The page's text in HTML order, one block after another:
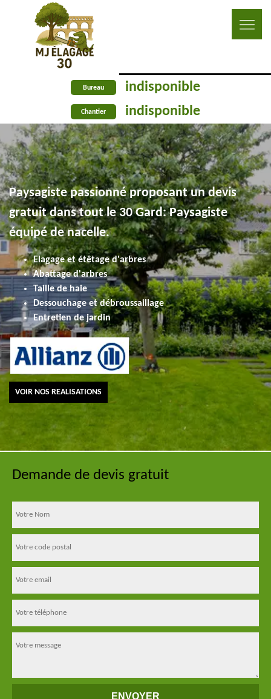
Bureau indisponible
Chantier indisponible
Paysagiste passionné proposant un devis
gratuit dans tout le 30 Gard: Paysagiste
équipé de nacelle.
Elagage et étêtage d'arbres
Abattage d'arbres
Taille de haie
Dessouchage et débroussaillage
Entretien de jardin
VOIR NOS REALISATIONS
Demande de devis gratuit